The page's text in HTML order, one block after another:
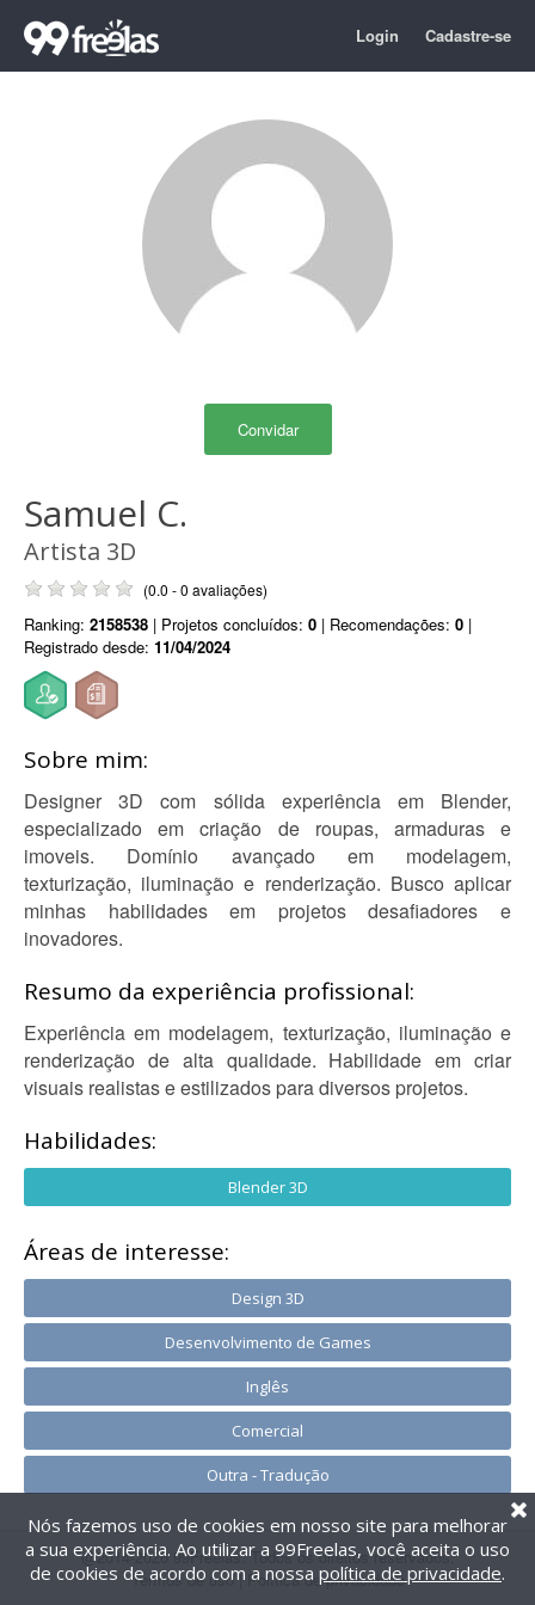
Login Cadastre-se
Convidar
Samuel C.
Artista 3D
(0.0 - 0 avaliações)
Ranking: 2158538 | Projetos concluídos: 0 | Recomendações: 0 |
Registrado desde: 11/04/2024
Sobre mim:
Designer 3D com sólida experiência em Blender,
especializado em criação de roupas, armaduras e
imoveis. Domínio avançado em modelagem,
texturização, iluminação e renderização. Busco aplicar
minhas habilidades em projetos desafiadores e
inovadores.
Resumo da experiência profissional:
Experiência em modelagem, texturização, iluminação e
renderização de alta qualidade. Habilidade em criar
visuais realistas e estilizados para diversos projetos.
Habilidades:
Blender 3D
Áreas de interesse:
Design 3D
Desenvolvimento de Games
Inglês
Comercial
Outra - Tradução
@2014-2026 99Freelas. Todos os direitos reservados.
Termos de uso| Política de privacidade
Nós fazemos uso de cookies em nosso site para melhorar
a sua experiência. Ao utilizar a 99Freelas, você aceita o uso
de cookies de acordo com a nossa política de privacidade.